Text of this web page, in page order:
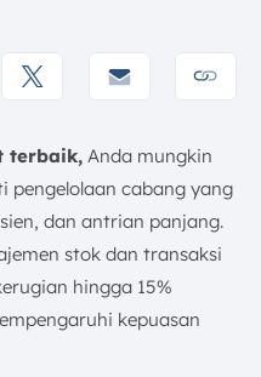
Floreant
terbaik, Anda mungkin
pengelolaan cabang yang
dan antrian panjang.
stok dan transaksi
hingga 15%
kepuasan